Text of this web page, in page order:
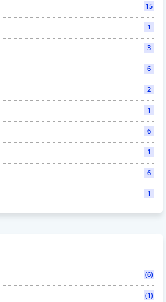
15
1
3
6
2
1
6
1
6
1
(6)
(1)